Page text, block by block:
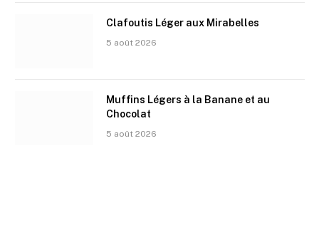
Clafoutis Léger aux Mirabelles
5 août 2026
Muffins Légers à la Banane et au
Chocolat
5 août 2026